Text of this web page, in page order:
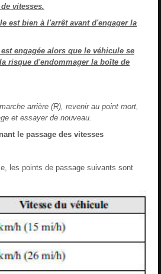
vitesses.
est bien à l'arrêt avant d'engager la
engagée alors que le véhicule se
risque d'endommager la boîte de
arrière (R), revenir au point mort,
et essayer de nouveau.
le passage des vitesses
les points de passage suivants sont